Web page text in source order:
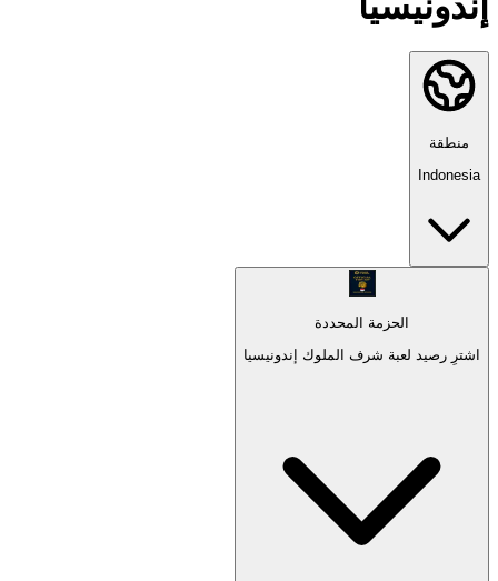
منطقة
Indonesia
الحزمة المحددة
اشترِ رصيد لعبة شرف الملوك إندونيسيا